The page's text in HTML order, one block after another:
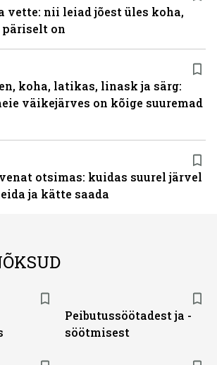
vette: nii leiad jõest üles koha,
on
koha, latikas, linask ja särg:
väikejärves on kõige suuremad
otsimas: kuidas suurel järvel
ja kätte saada
Peibutussöötadest ja -
söötmisest